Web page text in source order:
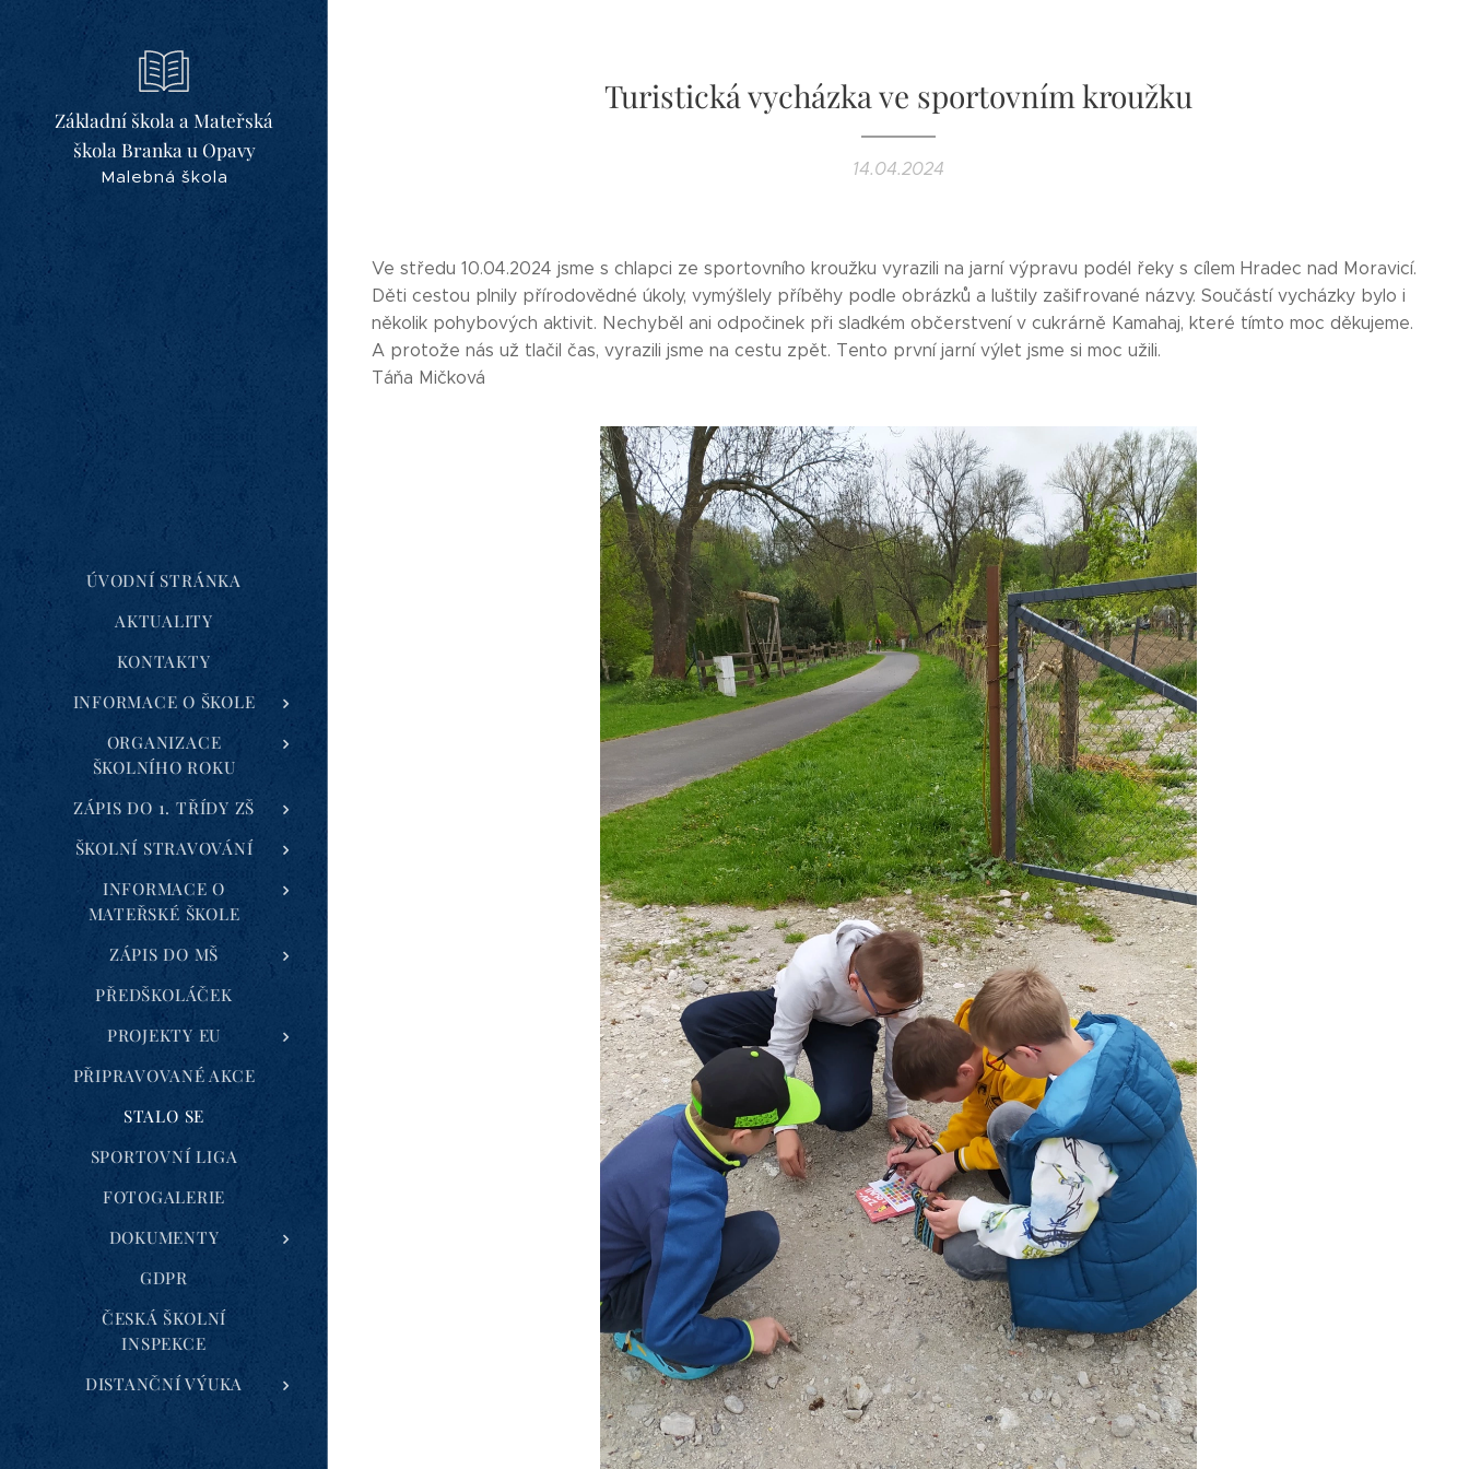
Základní škola a Mateřská
škola Branka u Opavy
Malebná škola
ÚVODNÍ STRÁNKA
AKTUALITY
KONTAKTY
INFORMACE O ŠKOLE
ORGANIZACE
ŠKOLNÍHO ROKU
ZÁPIS DO 1. TŘÍDY ZŠ
ŠKOLNÍ STRAVOVÁNÍ
INFORMACE O
MATEŘSKÉ ŠKOLE
ZÁPIS DO MŠ
PŘEDŠKOLÁČEK
PROJEKTY EU
PŘIPRAVOVANÉ AKCE
STALO SE
SPORTOVNÍ LIGA
FOTOGALERIE
DOKUMENTY
GDPR
ČESKÁ ŠKOLNÍ
INSPEKCE
DISTANČNÍ VÝUKA
Turistická vycházka ve sportovním kroužku
14.04.2024
Ve středu 10.04.2024 jsme s chlapci ze sportovního kroužku vyrazili na jarní výpravu podél řeky s cílem Hradec nad Moravicí.
Děti cestou plnily přírodovědné úkoly, vymýšlely příběhy podle obrázků a luštily zašifrované názvy. Součástí vycházky bylo i
několik pohybových aktivit. Nechyběl ani odpočinek při sladkém občerstvení v cukrárně Kamahaj, které tímto moc děkujeme.
A protože nás už tlačil čas, vyrazili jsme na cestu zpět. Tento první jarní výlet jsme si moc užili.
Táňa Mičková